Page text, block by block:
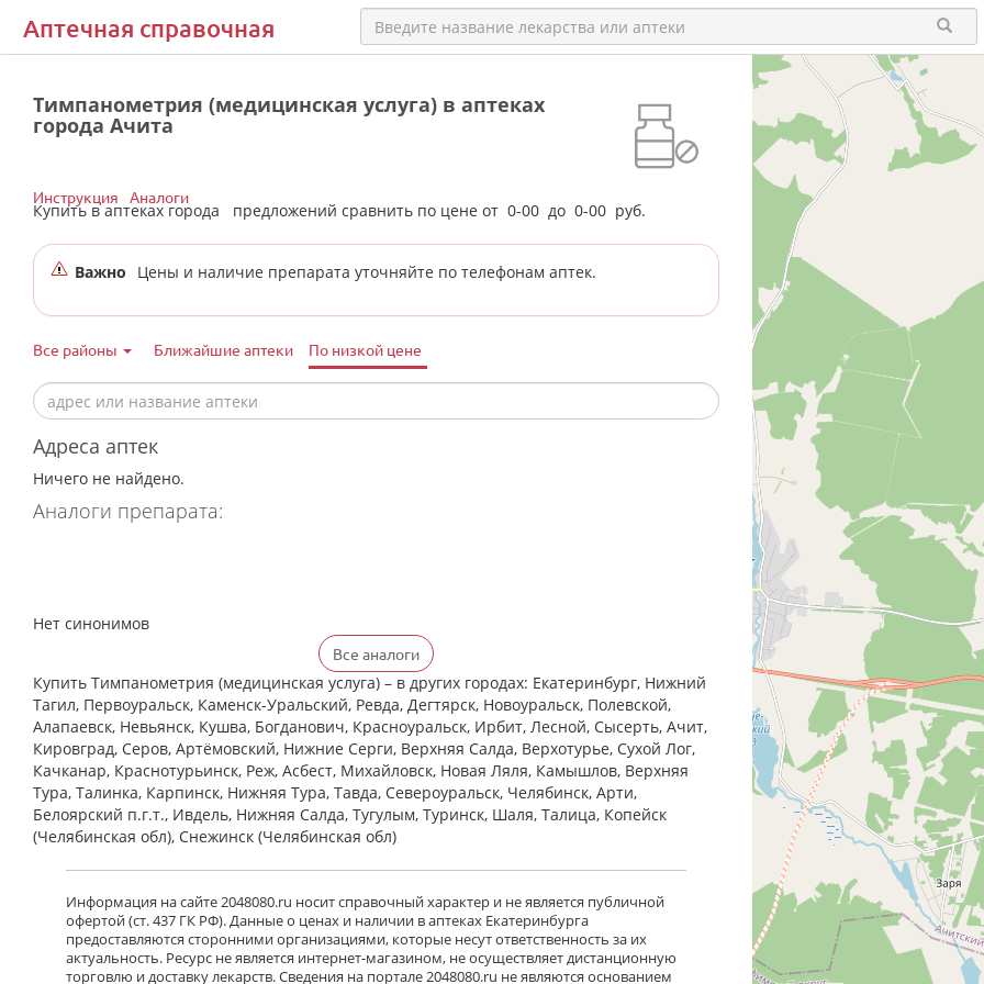
Аптечная справочная
Тимпанометрия (медицинская услуга) в аптеках
города Ачита
Купить в аптеках города предложений сравнить по цене от 0-00 до 0-00 руб.
Инструкция Аналоги
Важно Цены и наличие препарата уточняйте по телефонам аптек.
Все районы Ближайшие аптеки По низкой цене
Адреса аптек
Ничего не найдено.
Аналоги препарата:
Нет синонимов
Все аналоги
Купить Тимпанометрия (медицинская услуга) – в других городах: Екатеринбург, Нижний
Тагил, Первоуральск, Каменск-Уральский, Ревда, Дегтярск, Новоуральск, Полевской,
Алапаевск, Невьянск, Кушва, Богданович, Красноуральск, Ирбит, Лесной, Сысерть, Ачит,
Кировград, Серов, Артёмовский, Нижние Cерги, Верхняя Салда, Верхотурье, Сухой Лог,
Качканар, Краснотурьинск, Реж, Асбест, Михайловск, Новая Ляля, Камышлов, Верхняя
Тура, Талинка, Карпинск, Нижняя Тура, Тавда, Североуральск, Челябинск, Арти,
Белоярский п.г.т., Ивдель, Нижняя Салда, Тугулым, Туринск, Шаля, Талица, Копейск
(Челябинская обл), Снежинск (Челябинская обл)
Информация на сайте 2048080.ru носит справочный характер и не является публичной
офертой (ст. 437 ГК РФ). Данные о ценах и наличии в аптеках Екатеринбурга
предоставляются сторонними организациями, которые несут ответственность за их
актуальность. Ресурс не является интернет-магазином, не осуществляет дистанционную
торговлю и доставку лекарств. Сведения на портале 2048080.ru не являются основанием